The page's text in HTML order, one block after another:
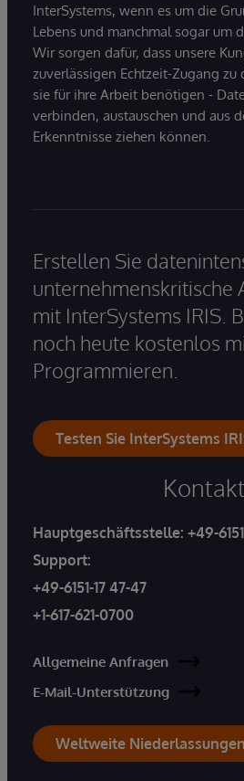
InterSystems, wenn es um die
Lebens und manchmal sogar um
Wir sorgen dafür, dass unsere
zuverlässigen Echtzeit-Zugang
sie für ihre Arbeit benötigen -
verbinden, austauschen und aus
Erkenntnisse ziehen können.
Erstellen Sie
unternehmenskritische
mit InterSystems IRIS.
noch heute kostenlos
Programmieren.
Testen Sie InterSystems
Kontakt
Hauptgeschäftsstelle: +49-
Support:
+49-6151-17 47-47
+1-617-621-0700
Allgemeine Anfragen
E-Mail-Unterstützung
Weltweite Niederlassungen